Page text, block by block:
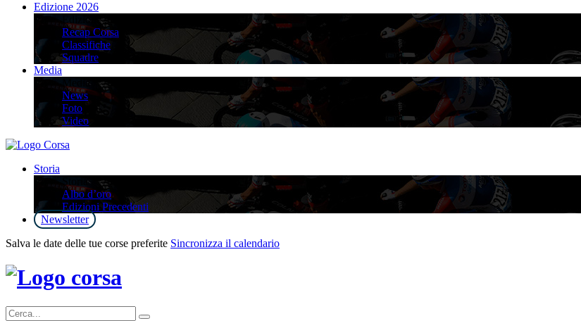
Edizione 2026
Edizione 2026
Recap Corsa
Classifiche
Squadre
Media
Media
News
Foto
Video
Storia
Storia
Albo d’oro
Edizioni Precedenti
Newsletter
Salva le date delle tue corse preferite Sincronizza il calendario